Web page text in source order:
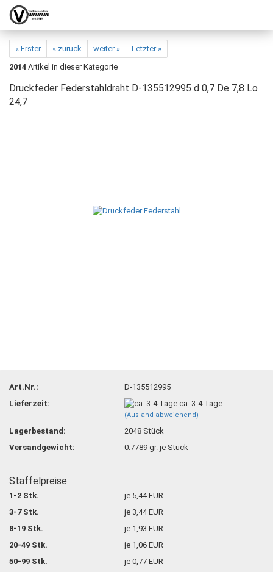
« Erster « zurück weiter »
Letzter »
2014 Artikel in dieser Kategorie
Druckfeder Federstahldraht D-135512995 d 0,7 De 7,8 Lo
24,7
Art.Nr.:
D-135512995
Lieferzeit:
ca. 3-4 Tage
(Ausland abweichend)
Lagerbestand: 2048 Stück
Versandgewicht:
0.7789 gr. je Stück
Staffelpreise
1-2 Stk.
je 5,44 EUR
3-7 Stk.
je 3,44 EUR
8-19 Stk.
je 1,93 EUR
20-49 Stk.
je 1,06 EUR
50-99 Stk.
je 0,77 EUR